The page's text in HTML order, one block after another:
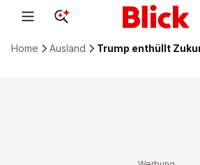
Home Ausland Trump enthüllt